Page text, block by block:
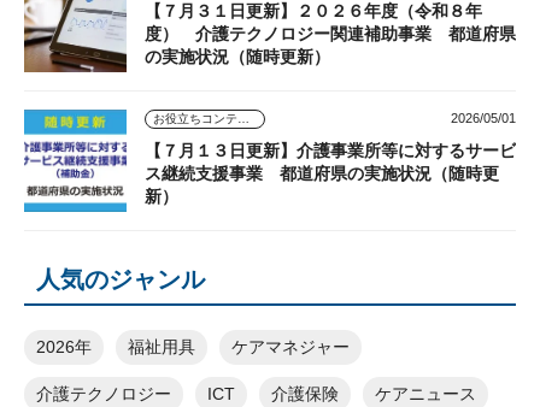
【７月３１日更新】２０２６年度（令和８年
度） 介護テクノロジー関連補助事業 都道府県
の実施状況（随時更新）
お役立ちコンテンツ 2026/05/01
【７月１３日更新】介護事業所等に対するサービ
ス継続支援事業 都道府県の実施状況（随時更
新）
人気のジャンル
2026年 福祉用具 ケアマネジャー
介護テクノロジー ICT 介護保険 ケアニュース